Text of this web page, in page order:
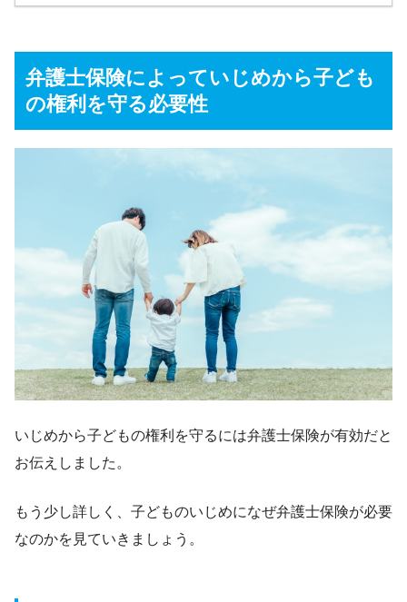
弁護士保険によっていじめから子ども
の権利を守る必要性
いじめから子どもの権利を守るには弁護士保険が有効だと
お伝えしました。
もう少し詳しく、子どものいじめになぜ弁護士保険が必要
なのかを見ていきましょう。